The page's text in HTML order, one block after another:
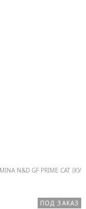
N&D GF PRIME СAT
ПОД ЗАКАЗ